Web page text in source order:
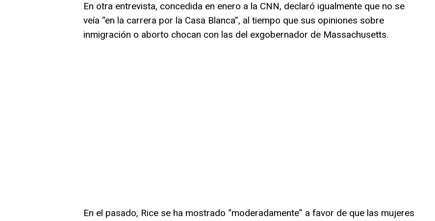
En otra entrevista, concedida en enero a la CNN, declaró igualmente que no se
veía “en la carrera por la Casa Blanca”, al tiempo que sus opiniones sobre
inmigración o aborto chocan con las del exgobernador de Massachusetts.
En el pasado, Rice se ha mostrado “moderadamente” a favor de que las mujeres